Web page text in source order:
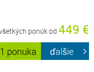
ponúk od 449 €
1 ponuka ďalšie